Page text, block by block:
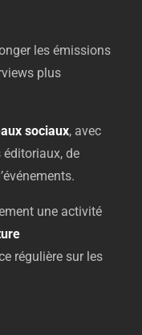
lesémissions
plus
sociaux, avec
éditoriaux,de
une activité
régulière sur les